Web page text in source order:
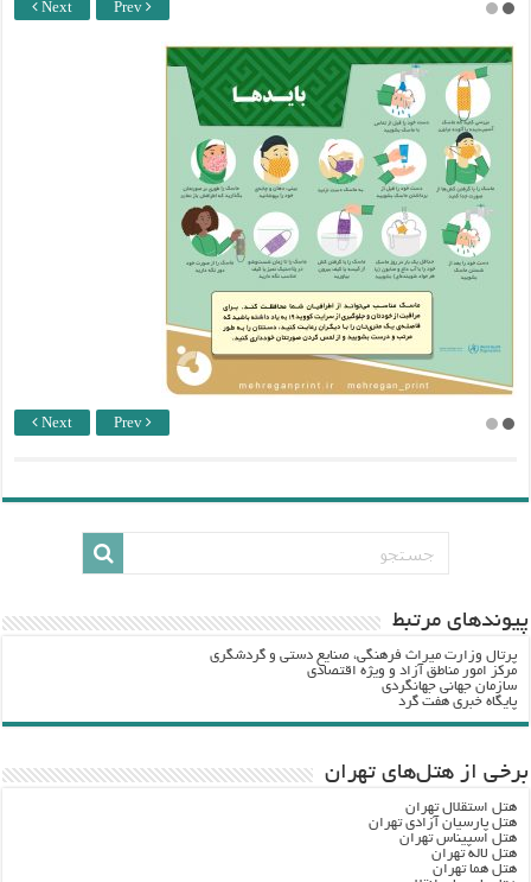
Next Prev
Next Prev
پيوندهاي مرتبط
پرتال وزارت ميراث فرهنگي، صنایع دستی و گردشگري
مرکز امور مناطق آزاد و ویژه اقتصادی
سازمان جهانی جهانگردی
پایگاه خبری هفت گرد
برخی از هتل‌های تهران
هتل استقلال تهران
هتل پارسیان آزادی تهران
هتل اسپیناس تهران
هتل لاله تهران
هتل هما تهران